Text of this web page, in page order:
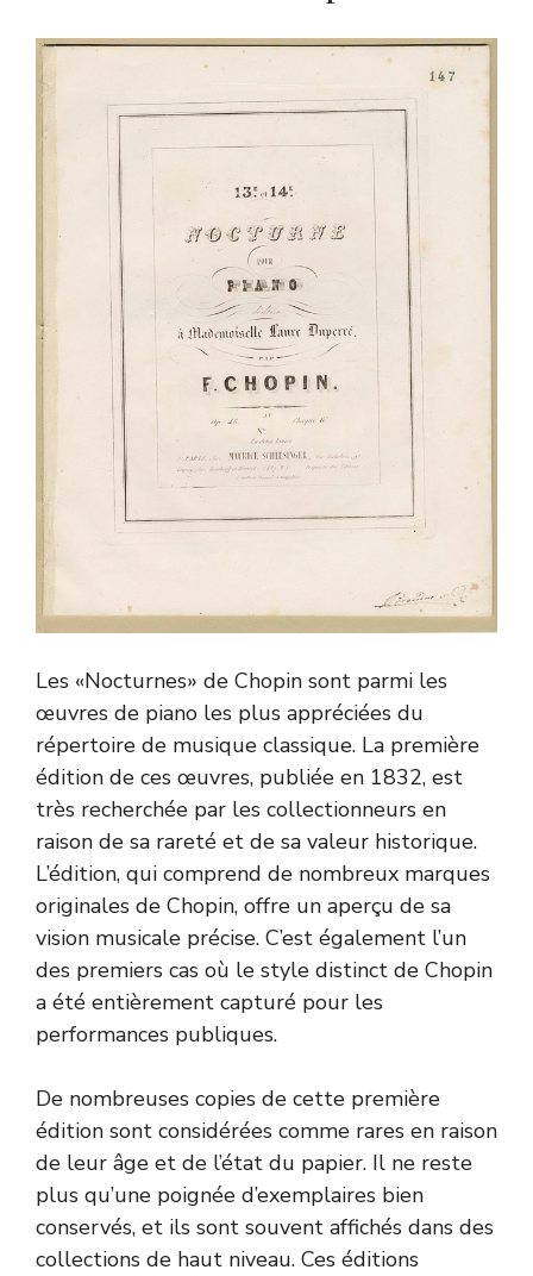
Les «Nocturnes» de Chopin sont parmi les
œuvres de piano les plus appréciées du
répertoire de musique classique. La première
édition de ces œuvres, publiée en 1832, est
très recherchée par les collectionneurs en
raison de sa rareté et de sa valeur historique.
L’édition, qui comprend de nombreux marques
originales de Chopin, offre un aperçu de sa
vision musicale précise. C’est également l’un
des premiers cas où le style distinct de Chopin
a été entièrement capturé pour les
performances publiques.
De nombreuses copies de cette première
édition sont considérées comme rares en raison
de leur âge et de l’état du papier. Il ne reste
plus qu’une poignée d’exemplaires bien
conservés, et ils sont souvent affichés dans des
collections de haut niveau. Ces éditions